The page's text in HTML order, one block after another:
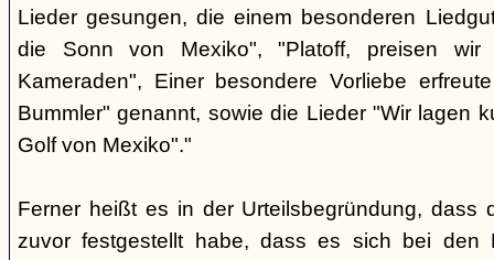
Lieder gesungen, die einem besonderen
die Sonn von Mexiko", "Platoff, preisen
Kameraden", Einer besondere Vorliebe
Bummler" genannt, sowie die Lieder "Wir lagen
Golf von Mexiko"."
Ferner heißt es in der Urteilsbegründung, dass
zuvor festgestellt habe, dass es sich bei den